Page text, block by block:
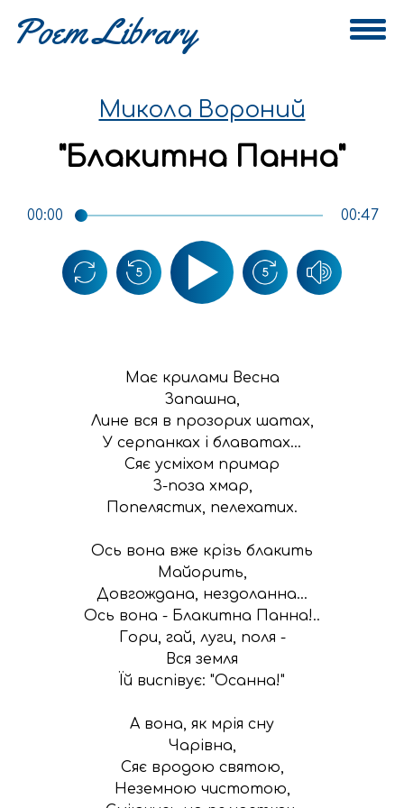
Микола Вороний
"Блакитна Панна"
00:00 00:47
Має крилами Весна
Запашна,
Лине вся в прозорих шатах,
У серпанках і блаватах...
Сяє усміхом примар
З-поза хмар,
Попелястих, пелехатих.
Ось вона вже крізь блакить
Майорить,
Довгождана, нездоланна...
Ось вона - Блакитна Панна!..
Гори, гай, луги, поля -
Вся земля
Їй виспівує: "Осанна!"
А вона, як мрія сну
Чарівна,
Сяє вродою святою,
Неземною чистотою,